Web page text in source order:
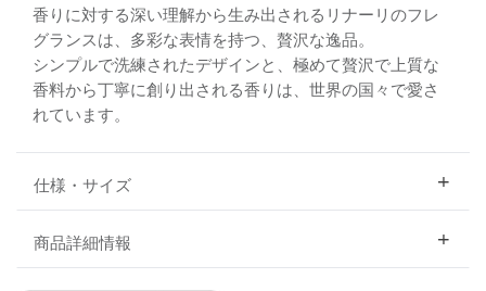
香りに対する深い理解から生み出されるリナーリのフレ
グランスは、多彩な表情を持つ、贅沢な逸品。
シンプルで洗練されたデザインと、極めて贅沢で上質な
香料から丁寧に創り出される香りは、世界の国々で愛さ
れています。
仕様・サイズ
商品詳細情報